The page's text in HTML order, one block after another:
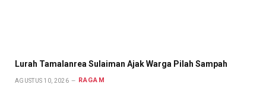
Lurah Tamalanrea Sulaiman Ajak Warga Pilah Sampah
AGUSTUS 10, 2026 RAGAM